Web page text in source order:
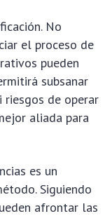
No
el proceso de
pueden
subsanar
riesgos de operar
aliada para
es un
Siguiendo
afrontar las